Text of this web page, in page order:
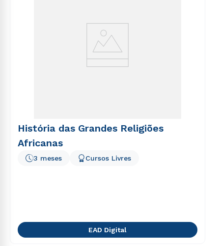
História das Grandes Religiões
Africanas
3 meses Cursos Livres
EAD Digital